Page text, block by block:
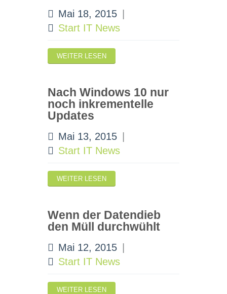
Mai 18, 2015
Start IT News
WEITER LESEN
Nach Windows 10 nur
noch inkrementelle
Updates
Mai 13, 2015
Start IT News
WEITER LESEN
Wenn der Datendieb
den Müll durchwühlt
Mai 12, 2015
Start IT News
WEITER LESEN